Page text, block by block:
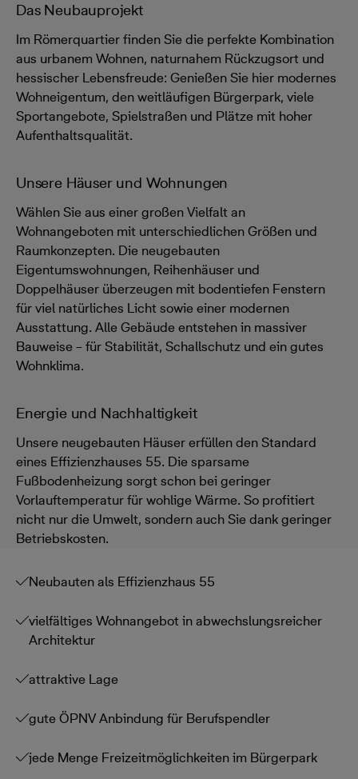
Das Neubauprojekt
Im Römerquartier finden Sie die perfekte Kombination
aus urbanem Wohnen, naturnahem Rückzugsort und
hessischer Lebensfreude: Genießen Sie hier modernes
Wohneigentum, den weitläufigen Bürgerpark, viele
Sportangebote, Spielstraßen und Plätze mit hoher
Aufenthaltsqualität.
Unsere Häuser und Wohnungen
Wählen Sie aus einer großen Vielfalt an
Wohnangeboten mit unterschiedlichen Größen und
Raumkonzepten. Die neugebauten
Eigentumswohnungen, Reihenhäuser und
Doppelhäuser überzeugen mit bodentiefen Fenstern
für viel natürliches Licht sowie einer modernen
Ausstattung. Alle Gebäude entstehen in massiver
Bauweise – für Stabilität, Schallschutz und ein gutes
Wohnklima.
Energie und Nachhaltigkeit
Unsere neugebauten Häuser erfüllen den Standard
eines Effizienzhauses 55. Die sparsame
Fußbodenheizung sorgt schon bei geringer
Vorlauftemperatur für wohlige Wärme. So profitiert
nicht nur die Umwelt, sondern auch Sie dank geringer
Betriebskosten.
Neubauten als Effizienzhaus 55
vielfältiges Wohnangebot in abwechslungsreicher
Architektur
attraktive Lage
gute ÖPNV Anbindung für Berufspendler
jede Menge Freizeitmöglichkeiten im Bürgerpark